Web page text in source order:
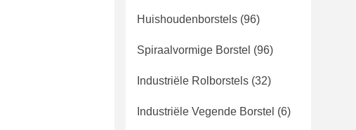
Huishoudenborstels (96)
Spiraalvormige Borstel (96)
Industriële Rolborstels (32)
Industriële Vegende Borstel (6)